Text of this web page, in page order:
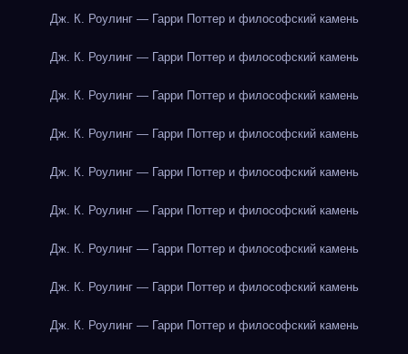
Дж. К. Роулинг — Гарри Поттер и философский камень
Дж. К. Роулинг — Гарри Поттер и философский камень
Дж. К. Роулинг — Гарри Поттер и философский камень
Дж. К. Роулинг — Гарри Поттер и философский камень
Дж. К. Роулинг — Гарри Поттер и философский камень
Дж. К. Роулинг — Гарри Поттер и философский камень
Дж. К. Роулинг — Гарри Поттер и философский камень
Дж. К. Роулинг — Гарри Поттер и философский камень
Дж. К. Роулинг — Гарри Поттер и философский камень